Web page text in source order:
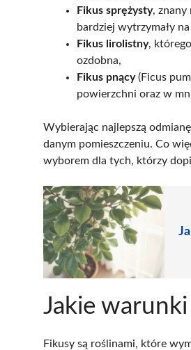
Fikus sprężysty, znany
bardziej wytrzymały
Fikus lirolistny,
ozdobna,
Fikus pnący(Ficus
powierzchni oraz w
Wybierając najlepszą
danym pomieszczeniu. Co
wyborem dla tych, którzy
Jakie
Fikusy są roślinami, które